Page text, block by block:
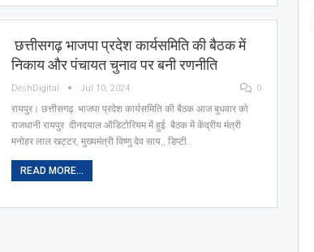
छत्तीसगढ़ भाजपा प्रदेश कार्यसमिति की बैठक में
निकाय और पंचायत चुनाव पर बनी रणनीति
DeshDigital Jul 10, 2024 0
रायपुर। छत्तीसगढ़ भाजपा प्रदेश कार्यसमिति की बैठक आज बुधवार को
राजधानी रायपुर दीनदयाल ऑडिटोरियम में हुई. बैठक में केंद्रीय मंत्री
मनोहर लाल खट्टर, मुख्यमंत्री विष्णु देव साय,, डिप्टी…
READ MORE...